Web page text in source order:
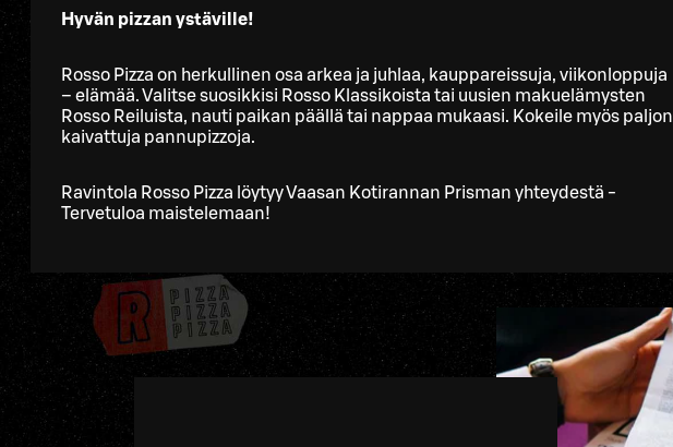
Hyvän pizzan ystäville!
Rosso Pizza on herkullinen osa arkea ja juhlaa, kauppareissuja, viikonloppuja
– elämää. Valitse suosikkisi Rosso Klassikoista tai uusien makuelämysten
Rosso Reiluista, nauti paikan päällä tai nappaa mukaasi. Kokeile myös paljon
kaivattuja pannupizzoja.
Ravintola Rosso Pizza löytyy Vaasan Kotirannan Prisman yhteydestä -
Tervetuloa maistelemaan!